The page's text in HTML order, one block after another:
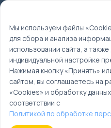
Главная
Туры
Места силы Крымского
Мы используем файлы
для сбора и анализа
использовании сайта, а
индивидуальной настройке
Нажимая кнопку «Принять»
сайтом, вы соглашаетесь на
«Cookies» и обработку
соответствии с
Политикой по обработке